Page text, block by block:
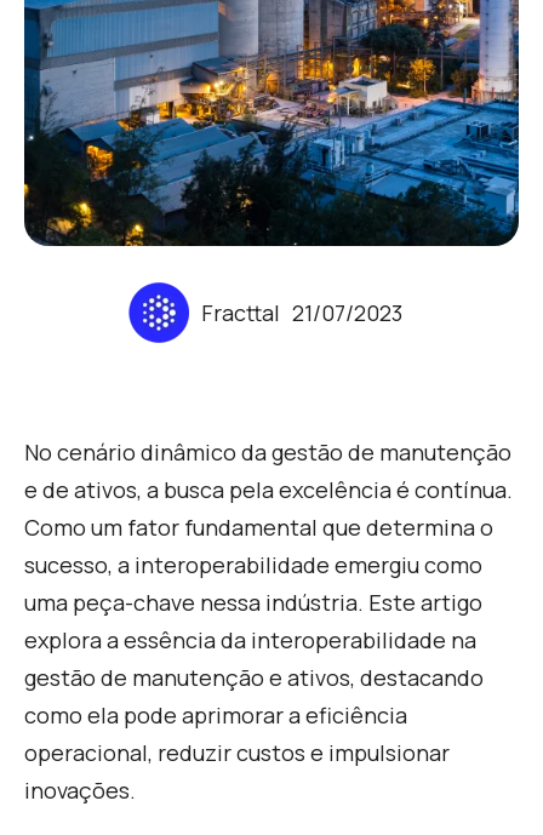
Fracttal 21/07/2023
No cenário dinâmico da gestão de manutenção
e de ativos, a busca pela excelência é contínua.
Como um fator fundamental que determina o
sucesso, a interoperabilidade emergiu como
uma peça-chave nessa indústria. Este artigo
explora a essência da interoperabilidade na
gestão de manutenção e ativos, destacando
como ela pode aprimorar a eficiência
operacional, reduzir custos e impulsionar
inovações.